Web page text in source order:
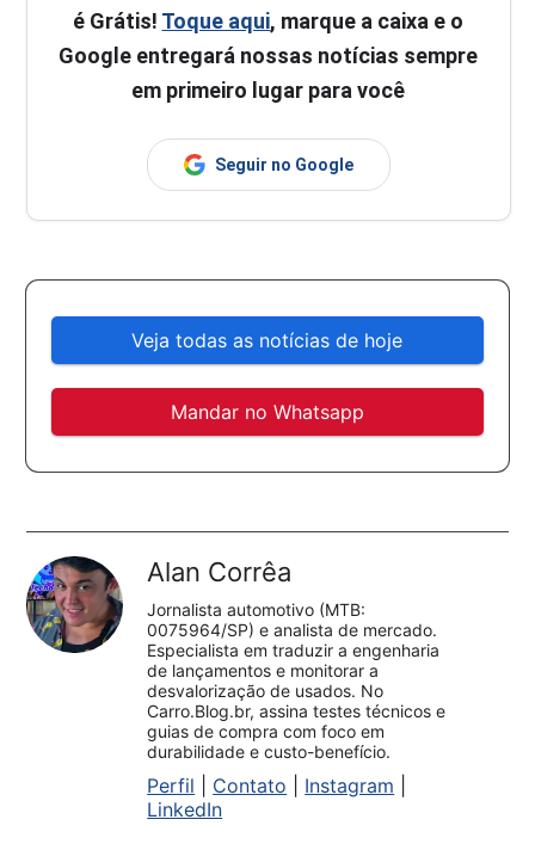
é Grátis! Toque aqui, marque a caixa e o
Google entregará nossas notícias sempre
em primeiro lugar para você
Seguir no Google
Veja todas as notícias de hoje
Mandar no Whatsapp
Alan Corrêa
Jornalista automotivo (MTB:
0075964/SP) e analista de mercado.
Especialista em traduzir a engenharia
de lançamentos e monitorar a
desvalorização de usados. No
Carro.Blog.br, assina testes técnicos e
guias de compra com foco em
durabilidade e custo-benefício.
Perfil Contato Instagram
LinkedIn